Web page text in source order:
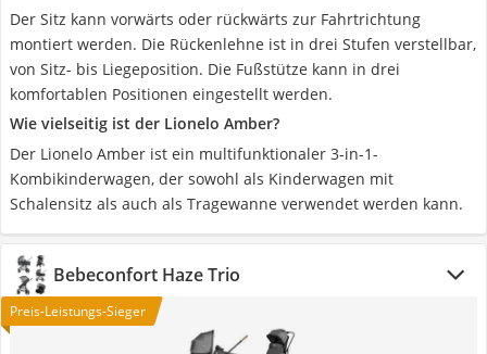
Der Sitz kann vorwärts oder rückwärts zur Fahrtrichtung
montiert werden. Die Rückenlehne ist in drei Stufen verstellbar,
von Sitz- bis Liegeposition. Die Fußstütze kann in drei
komfortablen Positionen eingestellt werden.
Wie vielseitig ist der Lionelo Amber?
Der Lionelo Amber ist ein multifunktionaler 3-in-1-
Kombikinderwagen, der sowohl als Kinderwagen mit
Schalensitz als auch als Tragewanne verwendet werden kann.
Bebeconfort Haze Trio
Preis-Leistungs-Sieger